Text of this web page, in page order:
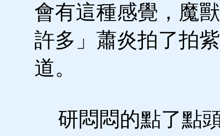
會有這種感覺，魔
許多」蕭炎拍了拍
道。
研悶悶的點了點